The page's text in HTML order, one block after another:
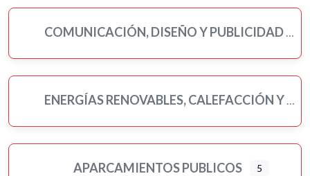
COMUNICACIÓN, DISEÑO Y PUBLICIDAD
ENERGÍAS RENOVABLES, CALEFACCIÓN Y FONTANERÍA
APARCAMIENTOS PUBLICOS 5